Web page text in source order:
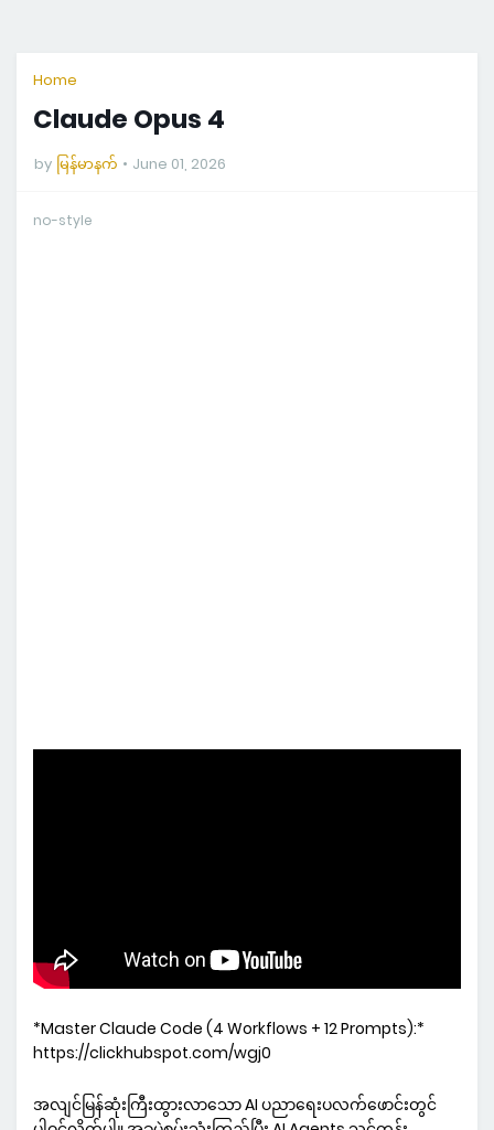
Home
Claude Opus 4
by မြန်မာနက် June 01, 2026
no-style
*Master Claude Code (4 Workflows + 12 Prompts):*
https://clickhubspot.com/wgj0
အလျင်မြန်ဆုံးကြီးထွားလာသော AI ပညာရေးပလက်ဖောင်းတွင်